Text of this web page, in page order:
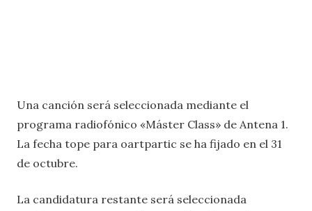
Una canción será seleccionada mediante el
programa radiofónico «Máster Class» de Antena 1.
La fecha tope para oartpartic se ha fijado en el 31
de octubre.
La candidatura restante será seleccionada